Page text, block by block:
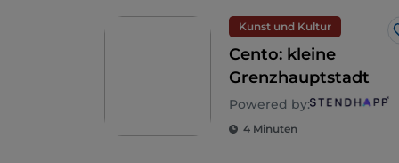
Kunst und Kultur
Cento: kleine
Grenzhauptstadt
Powered by:
4 Minuten